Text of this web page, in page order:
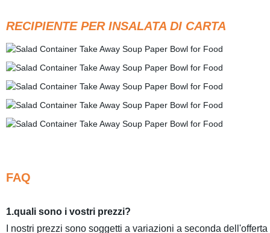
RECIPIENTE PER INSALATA DI CARTA
FAQ
1.quali sono i vostri prezzi?
I nostri prezzi sono soggetti a variazioni a seconda